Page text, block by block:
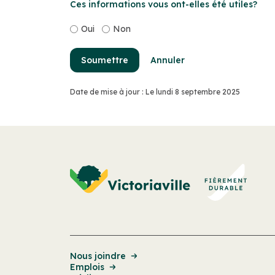
Ces informations vous ont-elles été utiles?
Oui Non
Soumettre Annuler
Date de mise à jour : Le lundi 8 septembre 2025
Nous joindre
Emplois